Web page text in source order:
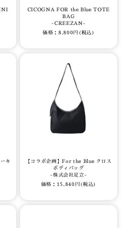
CICOGNA FOR the Blue TOTE
BAG
-CREEZAN-
価格：8,800円(税込)
キ
【コラボ企画】For the Blue クロス
ボディバッグ
-株式会社足立-
価格：15,840円(税込)